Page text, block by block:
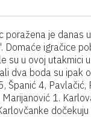
je danas
igračice
su u ovoj utakmici
dva boda su ipak
Španić 4,
1.